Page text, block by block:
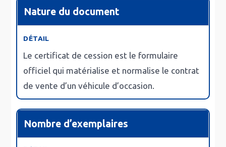
Nature du document
Le certificat de cession est le formulaire
officiel qui matérialise et normalise le contrat
de vente d’un véhicule d’occasion.
Nombre d’exemplaires